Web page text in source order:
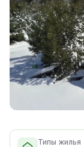
Типы жилья